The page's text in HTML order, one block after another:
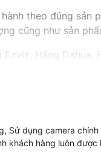
theo đúng sản
cũng như sản
Hãng Dahua,
tuy
wifi chính
Sử dụng camera
khách hàng luôn